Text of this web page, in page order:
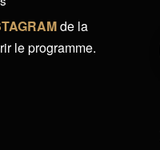
de la
le programme.